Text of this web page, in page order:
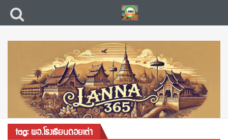
tag: ผอ.โรงเรียนดอยเต่า